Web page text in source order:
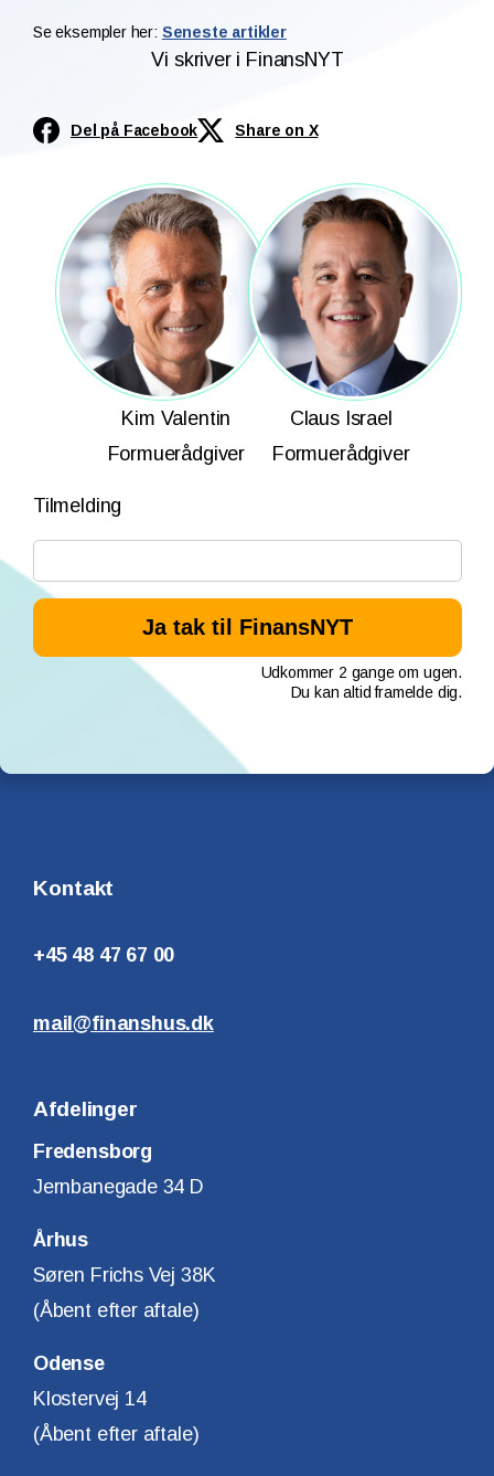
Se eksempler her: Seneste artikler
Vi skriver i FinansNYT
Del på Facebook Share on X
Kim Valentin
Formuerådgiver
Claus Israel
Formuerådgiver
Tilmelding
Udkommer 2 gange om ugen.
Du kan altid framelde dig.
Kontakt
+45 48 47 67 00
mail@finanshus.dk
Afdelinger
Fredensborg
Jernbanegade 34 D
Århus
Søren Frichs Vej 38K
(Åbent efter aftale)
Odense
Klostervej 14
(Åbent efter aftale)